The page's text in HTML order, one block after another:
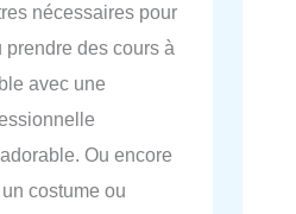
nécessaires pour
prendre des cours à
avec une
Ou encore
costume ou